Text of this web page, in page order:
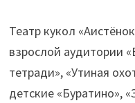
Театр кукол
взрослой аудитории
тетради», «Утиная
детские «Буратино»,